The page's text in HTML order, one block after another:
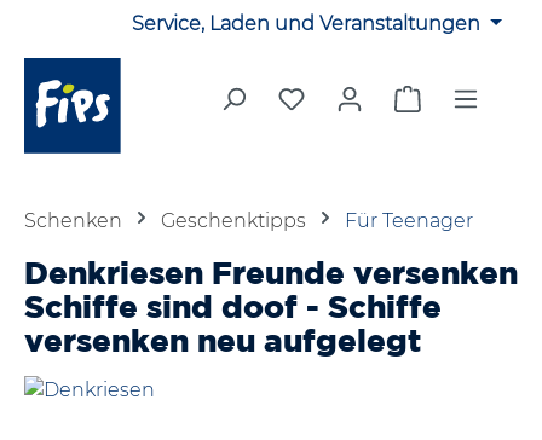
Zum Hauptinhalt springenService, Laden und Veranstaltungen
Du hast 0 Produkte auf
Warenkorb
Schenken Geschenktipps Für Teenager
Denkriesen Freunde versenken
Schiffe sind doof - Schiffe
versenken neu aufgelegt